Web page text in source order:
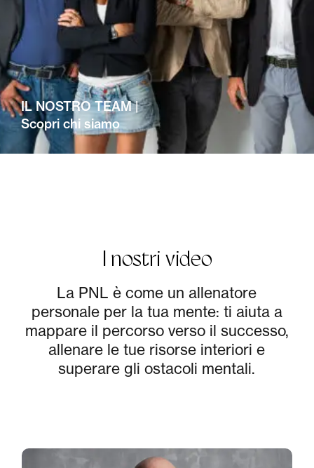
IL NOSTRO TEAM |
Scopri chi siamo
I nostri video
La PNL è come un allenatore
personale per la tua mente: ti aiuta a
mappare il percorso verso il successo,
allenare le tue risorse interiori e
superare gli ostacoli mentali.